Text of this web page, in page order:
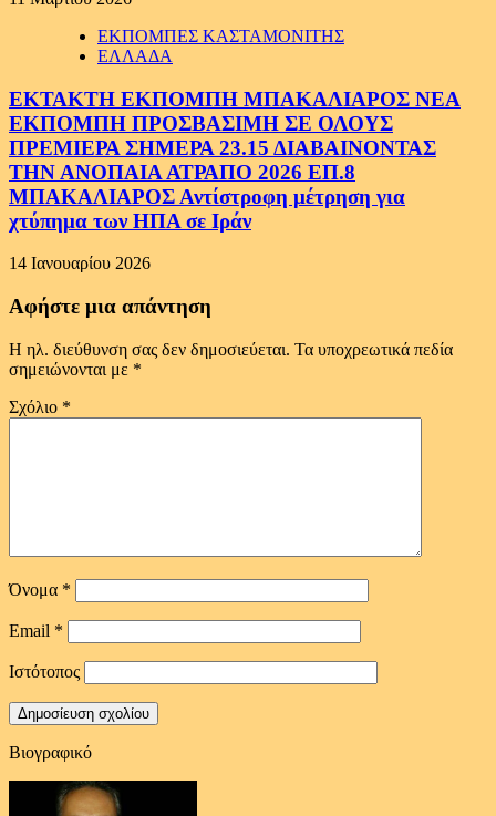
ΕΚΠΟΜΠΕΣ ΚΑΣΤΑΜΟΝΙΤΗΣ
ΕΛΛΑΔΑ
ΕΚΤΑΚΤΗ ΕΚΠΟΜΠΗ ΜΠΑΚΑΛΙΑΡΟΣ ΝΕΑ
ΕΚΠΟΜΠΗ ΠΡΟΣΒΑΣΙΜΗ ΣΕ ΟΛΟΥΣ
ΠΡΕΜΙΕΡΑ ΣΗΜΕΡΑ 23.15 ΔΙΑΒΑΙΝΟΝΤΑΣ
ΤΗΝ ΑΝΟΠΑΙΑ ΑΤΡΑΠΟ 2026 ΕΠ.8
ΜΠΑΚΑΛΙΑΡΟΣ Αντίστροφη μέτρηση για
χτύπημα των ΗΠΑ σε Ιράν
14 Ιανουαρίου 2026
Αφήστε μια απάντηση
Η ηλ. διεύθυνση σας δεν δημοσιεύεται. Τα υποχρεωτικά πεδία
σημειώνονται με *
Σχόλιο *
Όνομα *
Email *
Ιστότοπος
Βιογραφικό